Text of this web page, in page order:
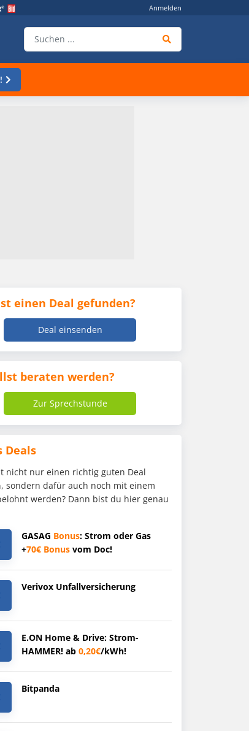
Anmelden
einen Deal gefunden?
Deal einsenden
beraten werden?
Zur Sprechstunde
Deals
nicht nur einen richtig guten Deal
sondern dafür auch noch mit einem
werden? Dann bist du hier genau
GASAG Bonus: Strom oder Gas
+70€ Bonus vom Doc!
Verivox Unfallversicherung
E.ON Home & Drive: Strom-
HAMMER! ab 0,20€/kWh!
Bitpanda